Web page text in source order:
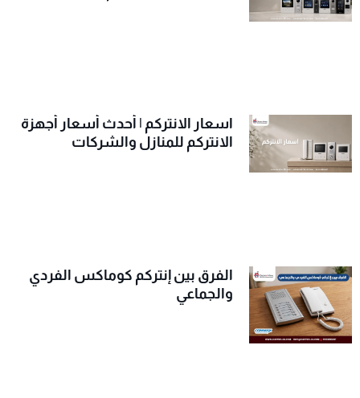
اسعار الانتركم | أحدث أسعار أجهزة
الانتركم للمنازل والشركات
الفرق بين إنتركم كوماكس الفردي
والجماعي